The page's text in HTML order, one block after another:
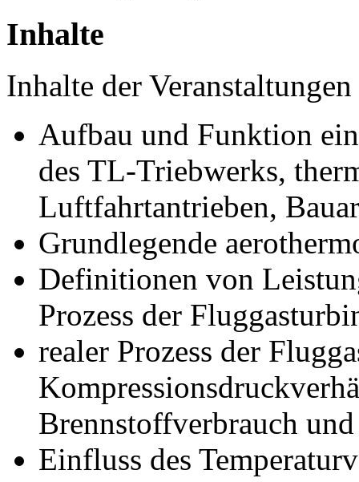
Inhalte
Inhalte der
Aufbau und Funktion
des TL-Triebwerks,
Luftfahrtantrieben,
Grundlegende
Definitionen von
Prozess der
realer Prozess der
Brennstoffverbrauch
Einfluss des